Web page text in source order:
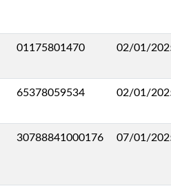
01175801470 02/01/
65378059534 02/01/
30788841000176 07/01/